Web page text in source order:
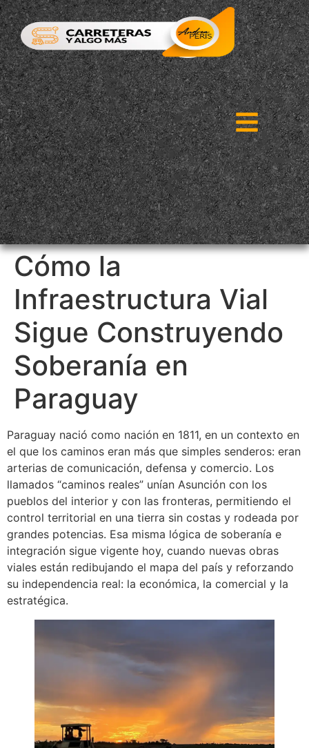
Cómo la
Infraestructura Vial
Sigue Construyendo
Soberanía en
Paraguay
Paraguay nació como nación en 1811, en un contexto en
el que los caminos eran más que simples senderos: eran
arterias de comunicación, defensa y comercio. Los
llamados “caminos reales” unían Asunción con los
pueblos del interior y con las fronteras, permitiendo el
control territorial en una tierra sin costas y rodeada por
grandes potencias. Esa misma lógica de soberanía e
integración sigue vigente hoy, cuando nuevas obras
viales están redibujando el mapa del país y reforzando
su independencia real: la económica, la comercial y la
estratégica.